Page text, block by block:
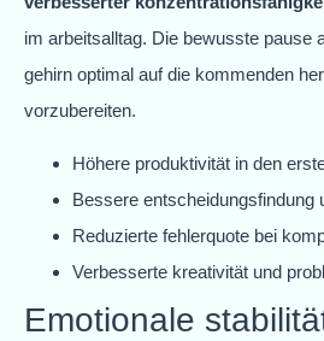
im arbeitsalltag. Die bewusste pause
gehirn optimal auf die kommenden
vorzubereiten.
Höhere produktivität in den
Bessere entscheidungsfindung
Reduzierte fehlerquote bei
Verbesserte kreativität und
Emotionale